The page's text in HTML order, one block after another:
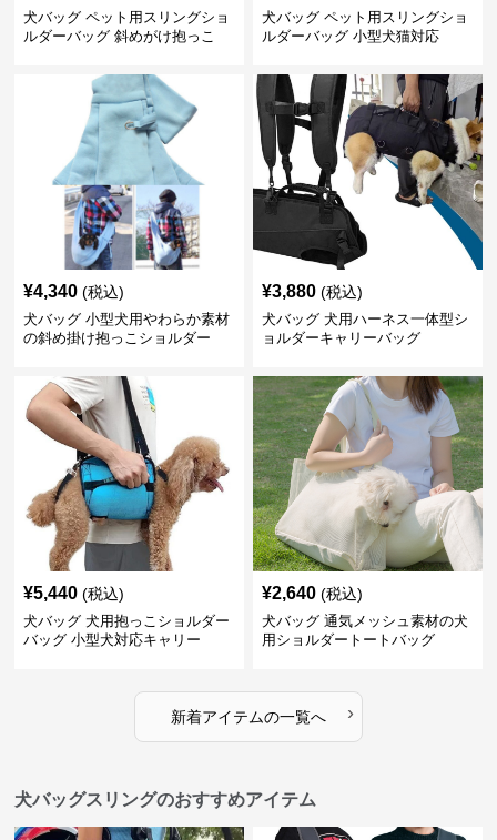
犬バッグ ペット用スリングショ
ルダーバッグ 斜めがけ抱っこ
犬バッグ ペット用スリングショ
ルダーバッグ 小型犬猫対応
¥4,340 (税込)
犬バッグ 小型犬用やわらか素材
の斜め掛け抱っこショルダー
¥3,880 (税込)
犬バッグ 犬用ハーネス一体型シ
ョルダーキャリーバッグ
¥5,440 (税込)
犬バッグ 犬用抱っこショルダー
バッグ 小型犬対応キャリー
¥2,640 (税込)
犬バッグ 通気メッシュ素材の犬
用ショルダートートバッグ
新着アイテムの一覧へ ›
犬バッグスリングのおすすめアイテム